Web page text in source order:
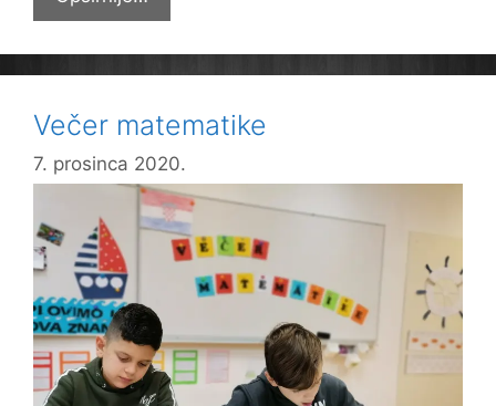
na
Dabru
Večer matematike
7. prosinca 2020.